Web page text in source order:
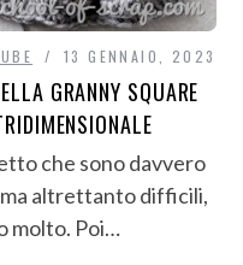
13 GENNAIO, 2023
GRANNY SQUARE
che sono davvero
altrettanto difficili,
molto. Poi…